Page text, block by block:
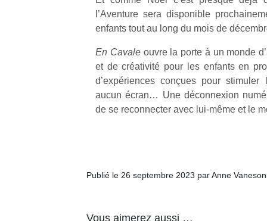
l’Aventure sera disponible
enfants tout au long du mois de
En Cavaleouvre la porte à un monde
et de créativité pour les enfants en
d’expériences conçues pour stimuler
aucun écran… Une déconnexion
de se reconnecter avec lui-même et le
Publié le 26 septembre 2023 par Anne
Vous aimerez aussi …
nouvelle
trottinette
Beeper
Les
enfants
débordent
souvent
simple.
activité
trampolines
pour les
grands et
Durant les
vacances
estivales
et avec le
retour des
pour les